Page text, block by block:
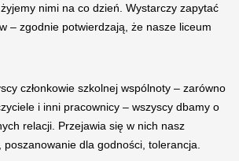
nimi na co dzień. Wystarczy zapytać
– zgodnie potwierdzają, że nasze liceum
członkowie szkolnej wspólnoty – zarówno
i inni pracownicy – wszyscy dbamy o
relacji. Przejawia się w nich nasz
dla godności, tolerancja.